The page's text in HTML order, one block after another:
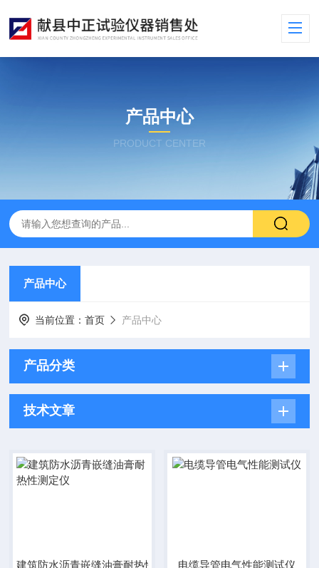
产品中心
PRODUCT CENTER
产品中心
当前位置：首页 产品中心
产品分类
技术文章
建筑防水沥青嵌缝油膏耐热性测定仪电缆导管电气性能测试仪